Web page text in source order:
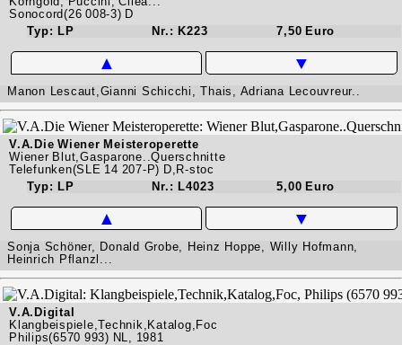
Sonocord(26 008-3) D
Typ: LP
Nr.: K223 7,50 Euro
▲ ▼
Manon Lescaut,Gianni Schicchi, Thais, Adriana Lecouvreur..
V.A.Die Wiener Meisteroperette
Wiener Blut,Gasparone..Querschnitte
Telefunken(SLE 14 207-P) D,R-stoc
Typ: LP
Nr.: L4023 5,00 Euro
▲ ▼
Sonja Schöner, Donald Grobe, Heinz Hoppe, Willy Hofmann,
Heinrich Pflanzl...
V.A.Digital
Klangbeispiele,Technik,Katalog,Foc
Philips(6570 993) NL, 1981